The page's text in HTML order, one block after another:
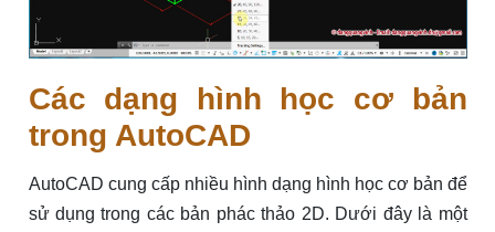
Các dạng hình học cơ bản
trong AutoCAD
AutoCAD cung cấp nhiều hình dạng hình học cơ bản để
sử dụng trong các bản phác thảo 2D. Dưới đây là một